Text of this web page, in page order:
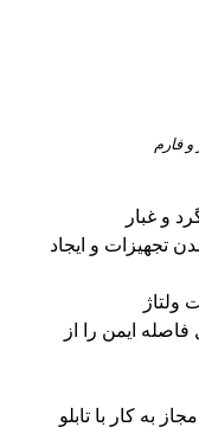
و فارم
و غبار
تجهیزات و ایجاد
ولتاژ
ایمن را از
به کار با تابلو